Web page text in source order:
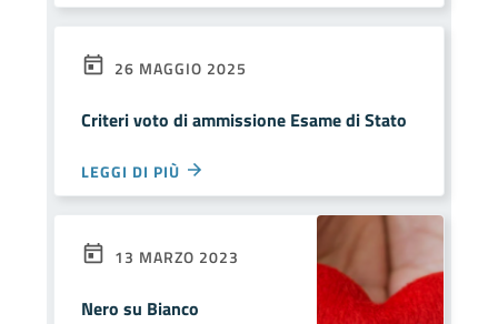
26 MAGGIO 2025
Criteri voto di ammissione Esame di Stato
LEGGI DI PIÙ
13 MARZO 2023
Nero su Bianco